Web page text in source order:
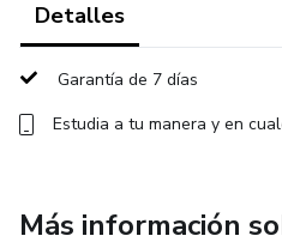
Detalles
Garantía de 7 días
Estudia a tu manera y en
Más información